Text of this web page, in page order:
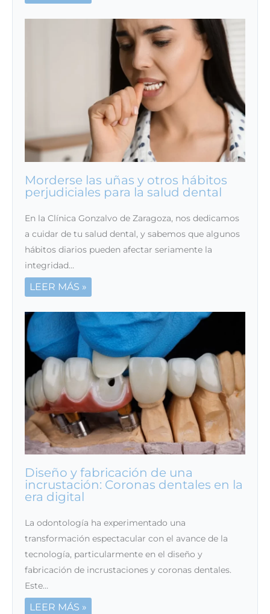
Morderse las uñas y otros hábitos
perjudiciales para la salud dental
En la Clínica Gonzalvo de Zaragoza, nos dedicamos
a cuidar de tu salud dental, y sabemos que algunos
hábitos diarios pueden afectar seriamente la
integridad…
LEER MÁS »
Diseño y fabricación de una
incrustación: Coronas dentales en la
era digital
La odontología ha experimentado una
transformación espectacular con el avance de la
tecnología, particularmente en el diseño y
fabricación de incrustaciones y coronas dentales.
Este…
LEER MÁS »